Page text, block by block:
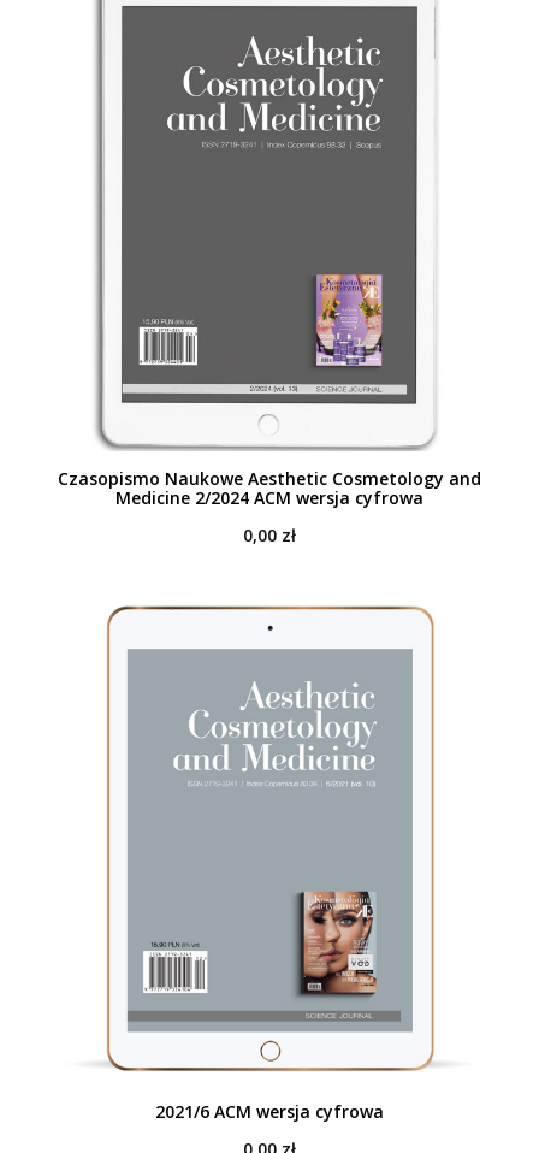
Czasopismo Naukowe Aesthetic Cosmetology and
Medicine 2/2024 ACM wersja cyfrowa
0,00 zł
2021/6 ACM wersja cyfrowa